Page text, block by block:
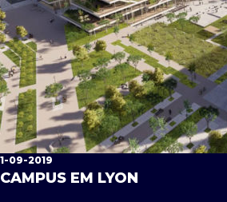
1-09-2019
CAMPUS EM LYON